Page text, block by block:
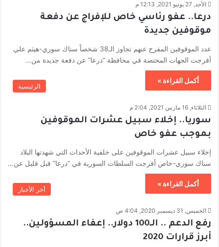
الأحد, 27 يونيو 2021, 12:13 م
درعا.. عفو رئاسي خاص للإفراج عن دفعة
موقوفين جديدة
عدد الموقوفين المفرج عنهم تجاوز الـ38 شخصاً سناك سوري-هيثم علي
أفرجت الجهات المختصة في محافظة “درعا” عن دفعة جديدة من…
أكمل القراءة »
الرئيسية
الثلاثاء, 16 مارس 2021, 2:04 م
سوريا.. إخلاء سبيل عشرات الموقوفين
بموجب عفو خاص
إخلاء سبيل عشرات الموقوفين على خلفية الأحداث التي شهدتها البلاد
سناك سوري-خاص أفرجت السلطات السورية في “درعا” قبل قليل عن…
أكمل القراءة »
أخر الأخبار
الخميس, 31 ديسمبر 2020, 4:04 ص
رفع الدعم .. الـ100 دولار.. إعفاء المسؤولين..
أبرز قرارات 2020